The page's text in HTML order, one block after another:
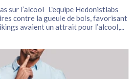
sur l’alcool L'equipe Hedonistlabs
contre la gueule de bois, favorisant
avaient un attrait pour l’alcool,...